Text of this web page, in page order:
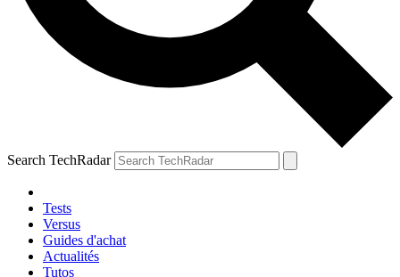
Search TechRadar
Tests
Versus
Guides d'achat
Actualités
Tutos